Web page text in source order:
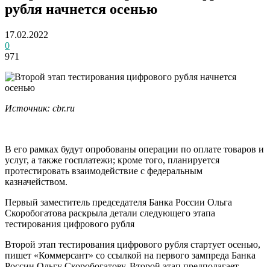
рубля начнется осенью
17.02.2022
0
971
Источник: cbr.ru
В его рамках будут опробованы операции по оплате товаров и
услуг, а также госплатежи; кроме того, планируется
протестировать взаимодействие с федеральным
казначейством.
Первый заместитель председателя Банка России Ольга
Скоробогатова раскрыла детали следующего этапа
тестирования цифрового рубля
Второй этап тестирования цифрового рубля стартует осенью,
пишет «Коммерсант» со ссылкой на первого зампреда Банка